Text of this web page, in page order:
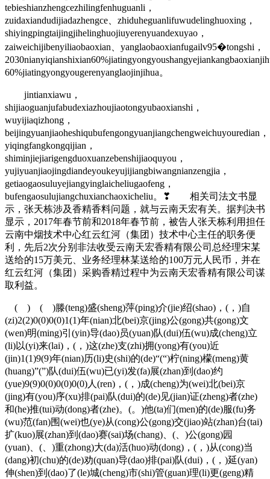
tebieshianzhengcezhilingfenhuguanli，
zuidaxiandudijiadazhengce、zhiduheguanlifuwudelinghuoxing，
shiyingpingtaijingjihelinghuojiuyerenyuandexuyao，
zaiweichijibenyiliaobaoxian、yanglaobaoxianfugailv95�tongshi，
60%jiatingyongyougerenyanglaojinjihua。
jintianxiawu，
shijiaoguanjufabudexiazhoujiaotongyubaoxianshi，
wuyijiaqizhong，
beijingyuanjiaoheshiqubufengongyuanjiangchengweichuyouredian，
yiqingfangkongqijian，
shiminjiejiarigengduoxuanzebenshijiaoquyou，
yujiyuanjiaojingdiandeyoukeyujijiangbiwangnianzengjia，
getiaogaosuluyejiangyinglaicheliugaofeng，
bufengaosulujiangchuxianchaoxicheliu。❣ 相关司法文书显
示，张天栋涉及香精香料问题，就与云南天宏有关。据判决书
显示，2017年春节前和2018年春节前，被告人张天栋利用担任
云南中烟技术中心红云红河（集团）技术中心主任的职务便
利，先后2次分别非法收受云南天宏香精有限公司总经理宋某
送给的15万美元、业务经理林某送给的100万元人民币，并在
红云红河（集团）采购香精过程中为云南天宏香精有限公司谋
取利益。
( ) ( )滕(teng)盛(sheng)萍(ping)介(jie)绍(shao)，(，)自
(zi)2(2)0(0)0(0)1(1)年(nian)北(bei)京(jing)公(gong)共(gong)文
(wen)明(ming)引(yin)导(dao)员(yuan)队(dui)伍(wu)成(cheng)立
(li)以(yi)来(lai)，(，)这(zhe)支(zhi)拥(yong)有(you)近
(jin)1(1)9(9)年(nian)历(li)史(shi)的(de)“(“)柠(ning)檬(meng)黄
(huang)”(”)队(dui)伍(wu)已(yi)发(fa)展(zhan)到(dao)约
(yue)9(9)0(0)0(0)0(0)人(ren)，(，)成(cheng)为(wei)北(bei)京
(jing)有(you)序(xu)排(pai)队(dui)的(de)见(jian)证(zheng)者(zhe)
和(he)推(tui)动(dong)者(zhe)。(。)他(ta)们(men)的(de)服(fu)务
(wu)范(fan)围(wei)也(ye)从(cong)公(gong)交(jiao)站(zhan)台(tai)
扩(kuo)展(zhan)到(dao)赛(sai)场(chang)、(、)公(gong)园
(yuan)、(、)重(zhong)大(da)活(huo)动(dong)，(，)从(cong)当
(dang)初(chu)的(de)劝(quan)导(dao)排(pai)队(dui)，(，)延(yan)
伸(shen)到(dao)了(le)城(cheng)市(shi)管(guan)理(li)更(geng)精